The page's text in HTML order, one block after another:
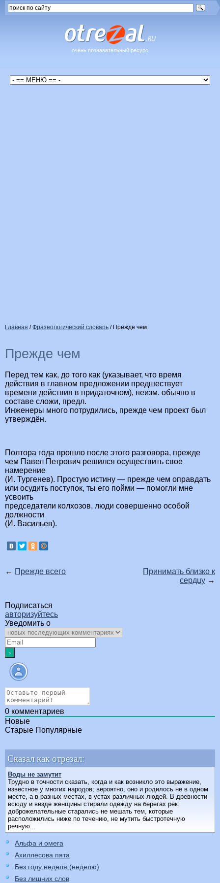
очень познавательный ресурс
Главная /Фразеологический словарь / Прежде чем
Прежде чем
Перед тем как, до того как (указывает, что время
действия в главном предложении предшествует
времени действия в придаточном), неизм. обычно в
составе сложи, предл.
Инженеры много потрудились, прежде чем проект был
утверждён.
Полтора года прошло после этого разговора, прежде
чем Павел Петрович решился осуществить свое
намерение
(И. Тургенев). Простую истину — прежде чем оправдать
или осудить поступок, ты его пойми — помогли мне
усвоить
председатели колхозов, люди совершенно особой
должности
(И. Васильев).
← Прежде всего
Принимать близко к
сердцу →
Подписаться
авторизуйтесь
Уведомить о
0 комментариев
Новые
Старые Популярные
Сказал как отрезал:
Воды не замутит
Трудно в точности сказать, когда и как возникло это выражение,
известное у многих народов; вероятно, оно и родилось не в одном
месте, а в разных местах, в устах различных людей. В древности
всюду и везде женщины стирали одежду на берегах рек:
доброжелательные старались не мешать тем, которые
расположились ниже по течению, не мутить быстротечную
речную...
Альфа и омега
Ахиллесова пята
Без году неделя (неделю)
Без лишних слов